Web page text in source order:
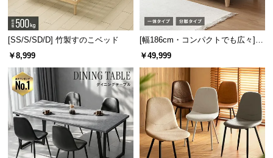
[SS/S/SD/D] 竹製すのこベッド
￥8,999
[幅186cm・コンパクトでも広々] 3
人掛けソファベッド リクライニン
￥49,999